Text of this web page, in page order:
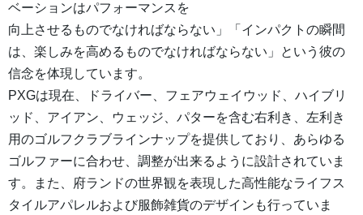
ベーションはパフォーマンスを
向上させるものでなければならない」「インパクトの瞬間
は、楽しみを高めるものでなければならない」という彼の
信念を体現しています。
PXGは現在、ドライバー、フェアウェイウッド、ハイブリ
ッド、アイアン、ウェッジ、パターを含む右利き、左利き
用のゴルフクラブラインナップを提供しており、あらゆる
ゴルファーに合わせ、調整が出来るように設計されていま
す。また、府ランドの世界観を表現した高性能なライフス
タイルアパレルおよび服飾雑貨のデザインも行っていま